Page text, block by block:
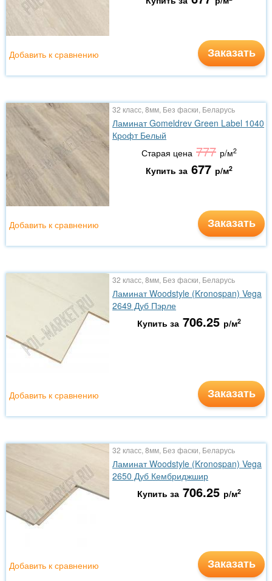
Заказать
Добавить к сравнению
32 класс, 8мм, Без фаски, Беларусь
Ламинат Gomeldrev Green Label 1040
Крофт Белый
Старая цена 777 р/м2
Купить за 677 р/м2
Заказать
Добавить к сравнению
32 класс, 8мм, Без фаски, Беларусь
Ламинат Woodstyle (Kronospan) Vega
2649 Дуб Пэрле
Купить за 706.25 р/м2
Заказать
Добавить к сравнению
32 класс, 8мм, Без фаски, Беларусь
Ламинат Woodstyle (Kronospan) Vega
2650 Дуб Кембриджшир
Купить за 706.25 р/м2
Заказать
Добавить к сравнению